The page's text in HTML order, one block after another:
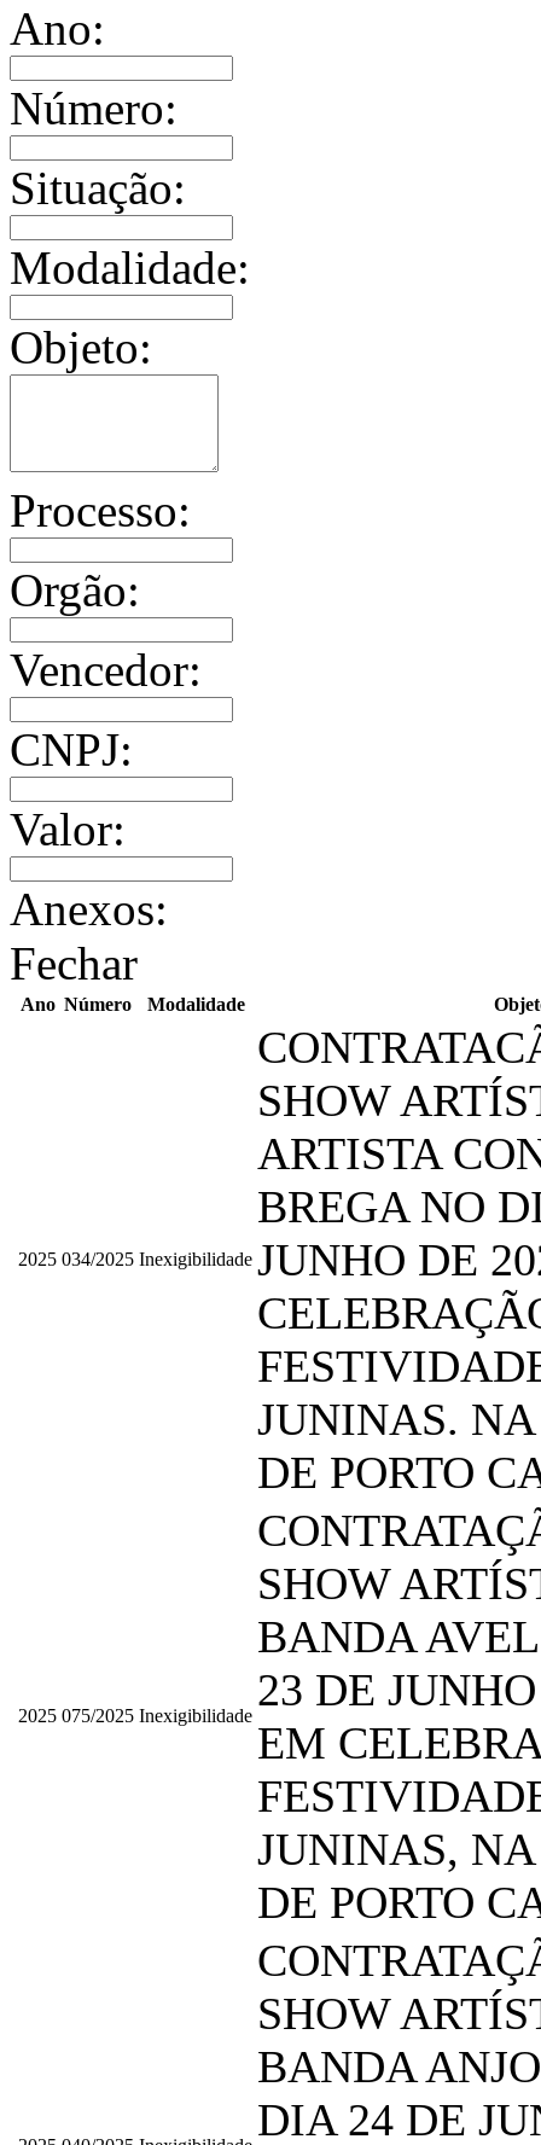
Ano:
Número:
Situação:
Modalidade:
Objeto:
Processo:
Orgão:
Vencedor:
CNPJ:
Valor:
Anexos:
Fechar
Ano Número Modalidade
2025 034/2025 Inexigibilidade
SHOW
ARTISTA
BREGA NO
JUNHO DE
JUNINAS.
DE PORTO
2025 075/2025 Inexigibilidade
SHOW
BANDA
23 DE
EM
JUNINAS,
DE PORTO
SHOW
BANDA
DIA 24 DE